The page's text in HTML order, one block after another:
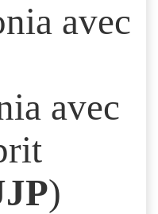
avec
avec
)